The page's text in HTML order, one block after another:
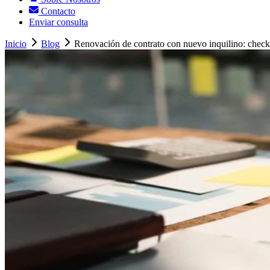
Contacto
Enviar consulta
Inicio Blog Renovación de contrato con nuevo inquilino: